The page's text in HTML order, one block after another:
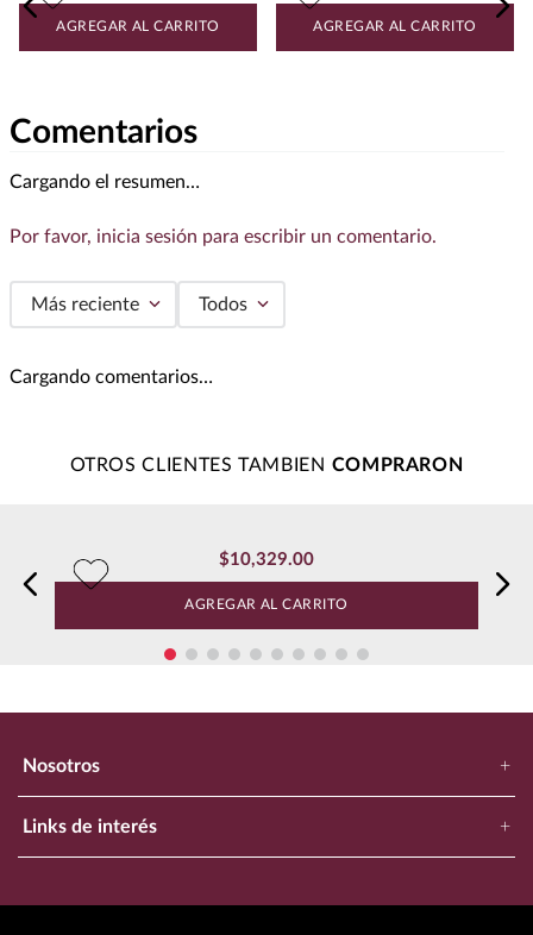
AGREGAR AL CARRITO AGREGAR AL CARRITO
Comentarios
Cargando el resumen…
Por favor, inicia sesión para escribir un comentario.
Más reciente Todos
Cargando comentarios…
OTROS CLIENTES TAMBIEN
$10,329.00
AGREGAR AL CARRITO
Nosotros +
Nuestra Empresa
Links de interés +